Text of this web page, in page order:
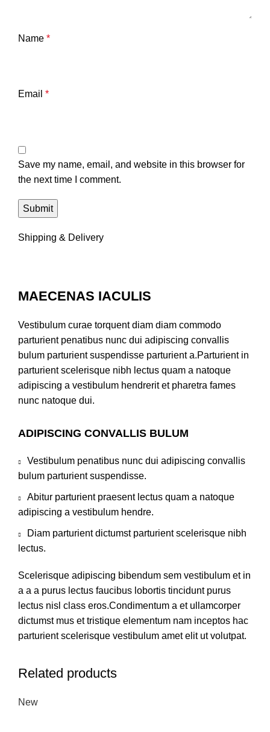
Name *
Email *
Save my name, email, and website in this browser for
the next time I comment.
Shipping & Delivery
MAECENAS IACULIS
Vestibulum curae torquent diam diam commodo
parturient penatibus nunc dui adipiscing convallis
bulum parturient suspendisse parturient a.Parturient in
parturient scelerisque nibh lectus quam a natoque
adipiscing a vestibulum hendrerit et pharetra fames
nunc natoque dui.
ADIPISCING CONVALLIS BULUM
Vestibulum penatibus nunc dui adipiscing convallis
bulum parturient suspendisse.
Abitur parturient praesent lectus quam a natoque
adipiscing a vestibulum hendre.
Diam parturient dictumst parturient scelerisque nibh
lectus.
Scelerisque adipiscing bibendum sem vestibulum et in
a a a purus lectus faucibus lobortis tincidunt purus
lectus nisl class eros.Condimentum a et ullamcorper
dictumst mus et tristique elementum nam inceptos hac
parturient scelerisque vestibulum amet elit ut volutpat.
Related products
New